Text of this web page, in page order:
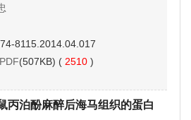
8115.2014.04.017
PDF(507KB) ( 2510 )
丙泊酚麻醉后海马组织的蛋白